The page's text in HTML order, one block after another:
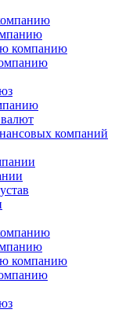
компанию
компаний
компанию